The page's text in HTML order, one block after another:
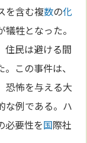
を含む複数の化
牲となった。
住民は避ける間
この事件は、
恐怖を与える大
な例である。ハ
必要性を国際社